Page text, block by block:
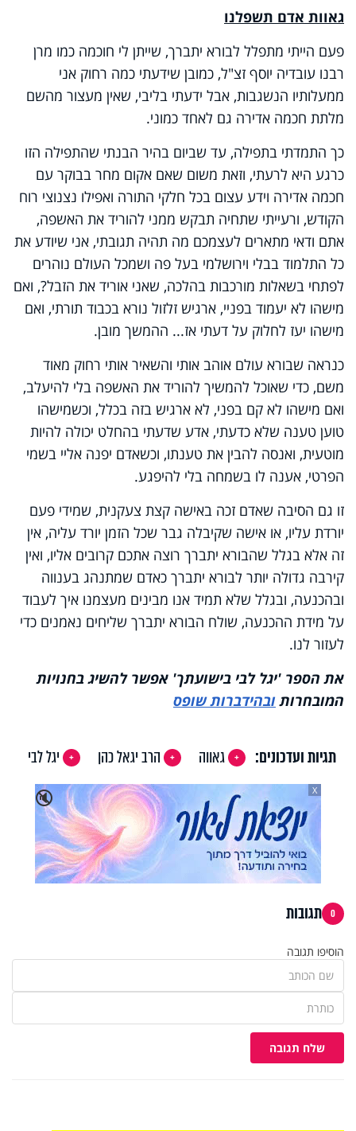
גאוות אדם תשפלנו
פעם הייתי מתפלל לבורא יתברך, שייתן לי חוכמה כמו מרן
רבנו עובדיה יוסף זצ"ל, כמובן שידעתי כמה רחוק אני
ממעלותיו הנשגבות, אבל ידעתי בליבי, שאין מעצור מהשם
מלתת חכמה אדירה גם לאחד כמוני.
כך התמדתי בתפילה, עד שביום בהיר הבנתי שהתפילה הזו
כרגע היא לרעתי, וזאת משום שאם אקום מחר בבוקר עם
חכמה אדירה וידע עצום בכל חלקי התורה ואפילו נצנוצי רוח
הקודש, ורעייתי שתחיה תבקש ממני להוריד את האשפה,
אתם ודאי מתארים לעצמכם מה תהיה תגובתי, אני שיודע את
כל התלמוד בבלי וירושלמי בעל פה ושמכל העולם נוהרים
לפתחי בשאלות מורכבות בהלכה, שאני אוריד את הזבל?, ואם
מישהו לא יעמוד בפניי, ארגיש זלזול נורא בכבוד תורתי, ואם
מישהו יעז לחלוק על דעתי אז... ההמשך מובן.
כנראה שבורא עולם אוהב אותי והשאיר אותי רחוק מאוד
משם, כדי שאוכל להמשיך להוריד את האשפה בלי להיעלב,
ואם מישהו לא קם בפני, לא ארגיש בזה בכלל, וכשמישהו
טוען טענה שלא כדעתי, אדע שדעתי בהחלט יכולה להיות
מוטעית, ואנסה להבין את טענתו, וכשאדם יפנה אליי בשמי
הפרטי, אענה לו בשמחה בלי להיפגע.
זו גם הסיבה שאדם זכה באישה קצת צעקנית, שמידי פעם
יורדת עליו, או אישה שקיבלה גבר שכל הזמן יורד עליה, אין
זה אלא בגלל שהבורא יתברך רוצה אתכם קרובים אליו, ואין
קירבה גדולה יותר לבורא יתברך כאדם שמתנהג בענווה
ובהכנעה, ובגלל שלא תמיד אנו מבינים מעצמנו איך לעבוד
על מידת ההכנעה, שולח הבורא יתברך שליחים נאמנים כדי
לעזור לנו.
את הספר 'יגל לבי בישועתך' אפשר להשיג בחנויות
המובחרותובהידברות שופס
תגיות ועדכונים: גאווה הרב יגאל כהן
יגל לבי
🔇
X
0 תגובות
הוסיפו תגובה
שלח תגובה